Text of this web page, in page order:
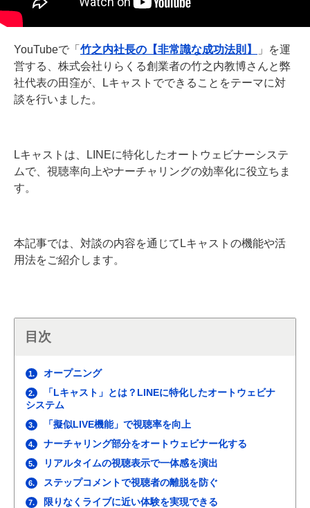
YouTubeで「 竹之内社長の【非常識な成功法則】
」を運
営する、株式会社りらくる創業者の竹之内教博さんと弊
社代表の田窪が、Lキャストでできることをテーマに対
談を行いました。
Lキャストは、LINEに特化したオートウェビナーシステ
ムで、視聴率向上やナーチャリングの効率化に役立ちま
す。
本記事では、対談の内容を通じてLキャストの機能や活
用法をご紹介します。
目次
1. オープニング
2.
「Lキャスト」とは？LINEに特化したオートウェビナ
システム
3. 「擬似LIVE機能」で視聴率を向上
4. ナーチャリング部分をオートウェビナー化する
5. リアルタイムの視聴表示で一体感を演出
6. ステップコメントで視聴者の離脱を防ぐ
7. 限りなくライブに近い体験を実現できる